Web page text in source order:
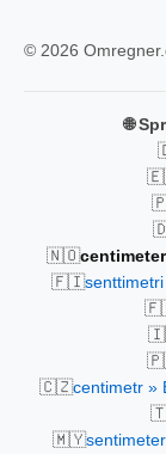
© 2026
🌐
🇳🇴
🇫🇮
🇨🇿centimetr »
🇲🇾